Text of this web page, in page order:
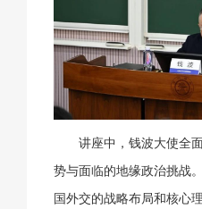
讲座中，钱波大使全
势与面临的地缘政治挑战
国外交的战略布局和核心